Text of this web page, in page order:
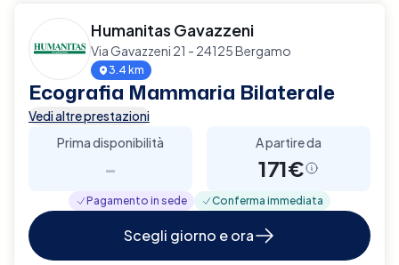
Humanitas Gavazzeni
Via Gavazzeni 21 - 24125 Bergamo
3.4 km
Ecografia Mammaria Bilaterale
Vedi altre prestazioni
Prima disponibilità
-
A partire da
171€
Pagamento in sede Conferma immediata
Scegli giorno e ora